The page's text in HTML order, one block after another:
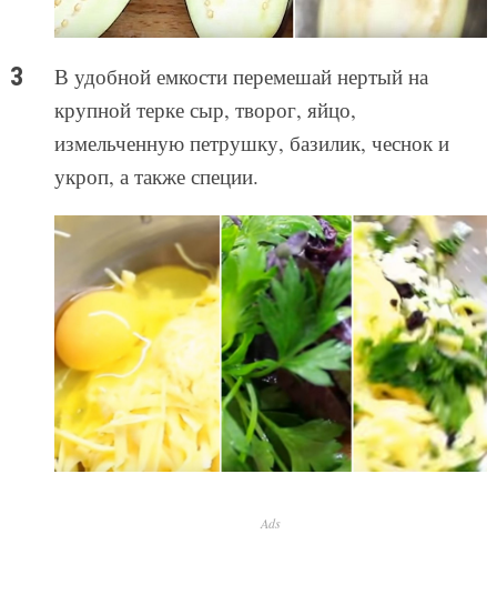
В удобной емкости перемешай нертый на
крупной терке сыр, творог, яйцо,
измельченную петрушку, базилик, чеснок и
укроп, а также специи.
Ads